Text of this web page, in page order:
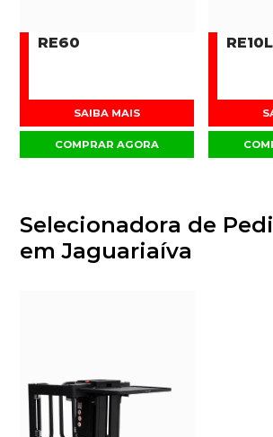
RE60
SAIBA MAIS
COMPRAR AGORA
Selecionadora de
em Jaguariaíva